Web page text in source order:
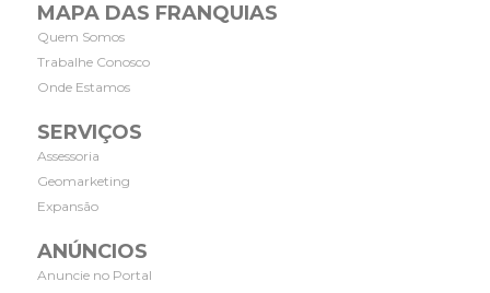
MAPA DAS FRANQUIAS
Quem Somos
Trabalhe Conosco
Onde Estamos
SERVIÇOS
Assessoria
Geomarketing
Expansão
ANÚNCIOS
Anuncie no Portal